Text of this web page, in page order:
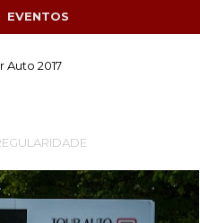
EVENTOS
Auto 2017